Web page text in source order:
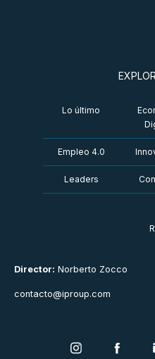
Director: Norberto Zocco
contacto@iproup.com
Lo último
Empleo 4.0
Leaders